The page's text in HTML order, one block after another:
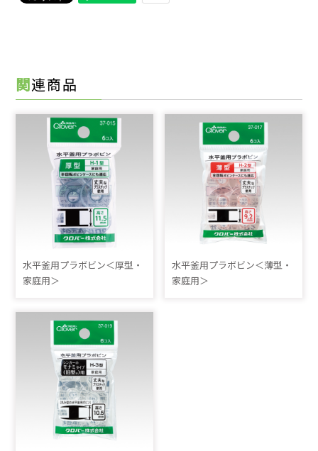
関連商品
水平釜用プラボビン＜厚型・
家庭用＞
水平釜用プラボビン＜薄型・
家庭用＞